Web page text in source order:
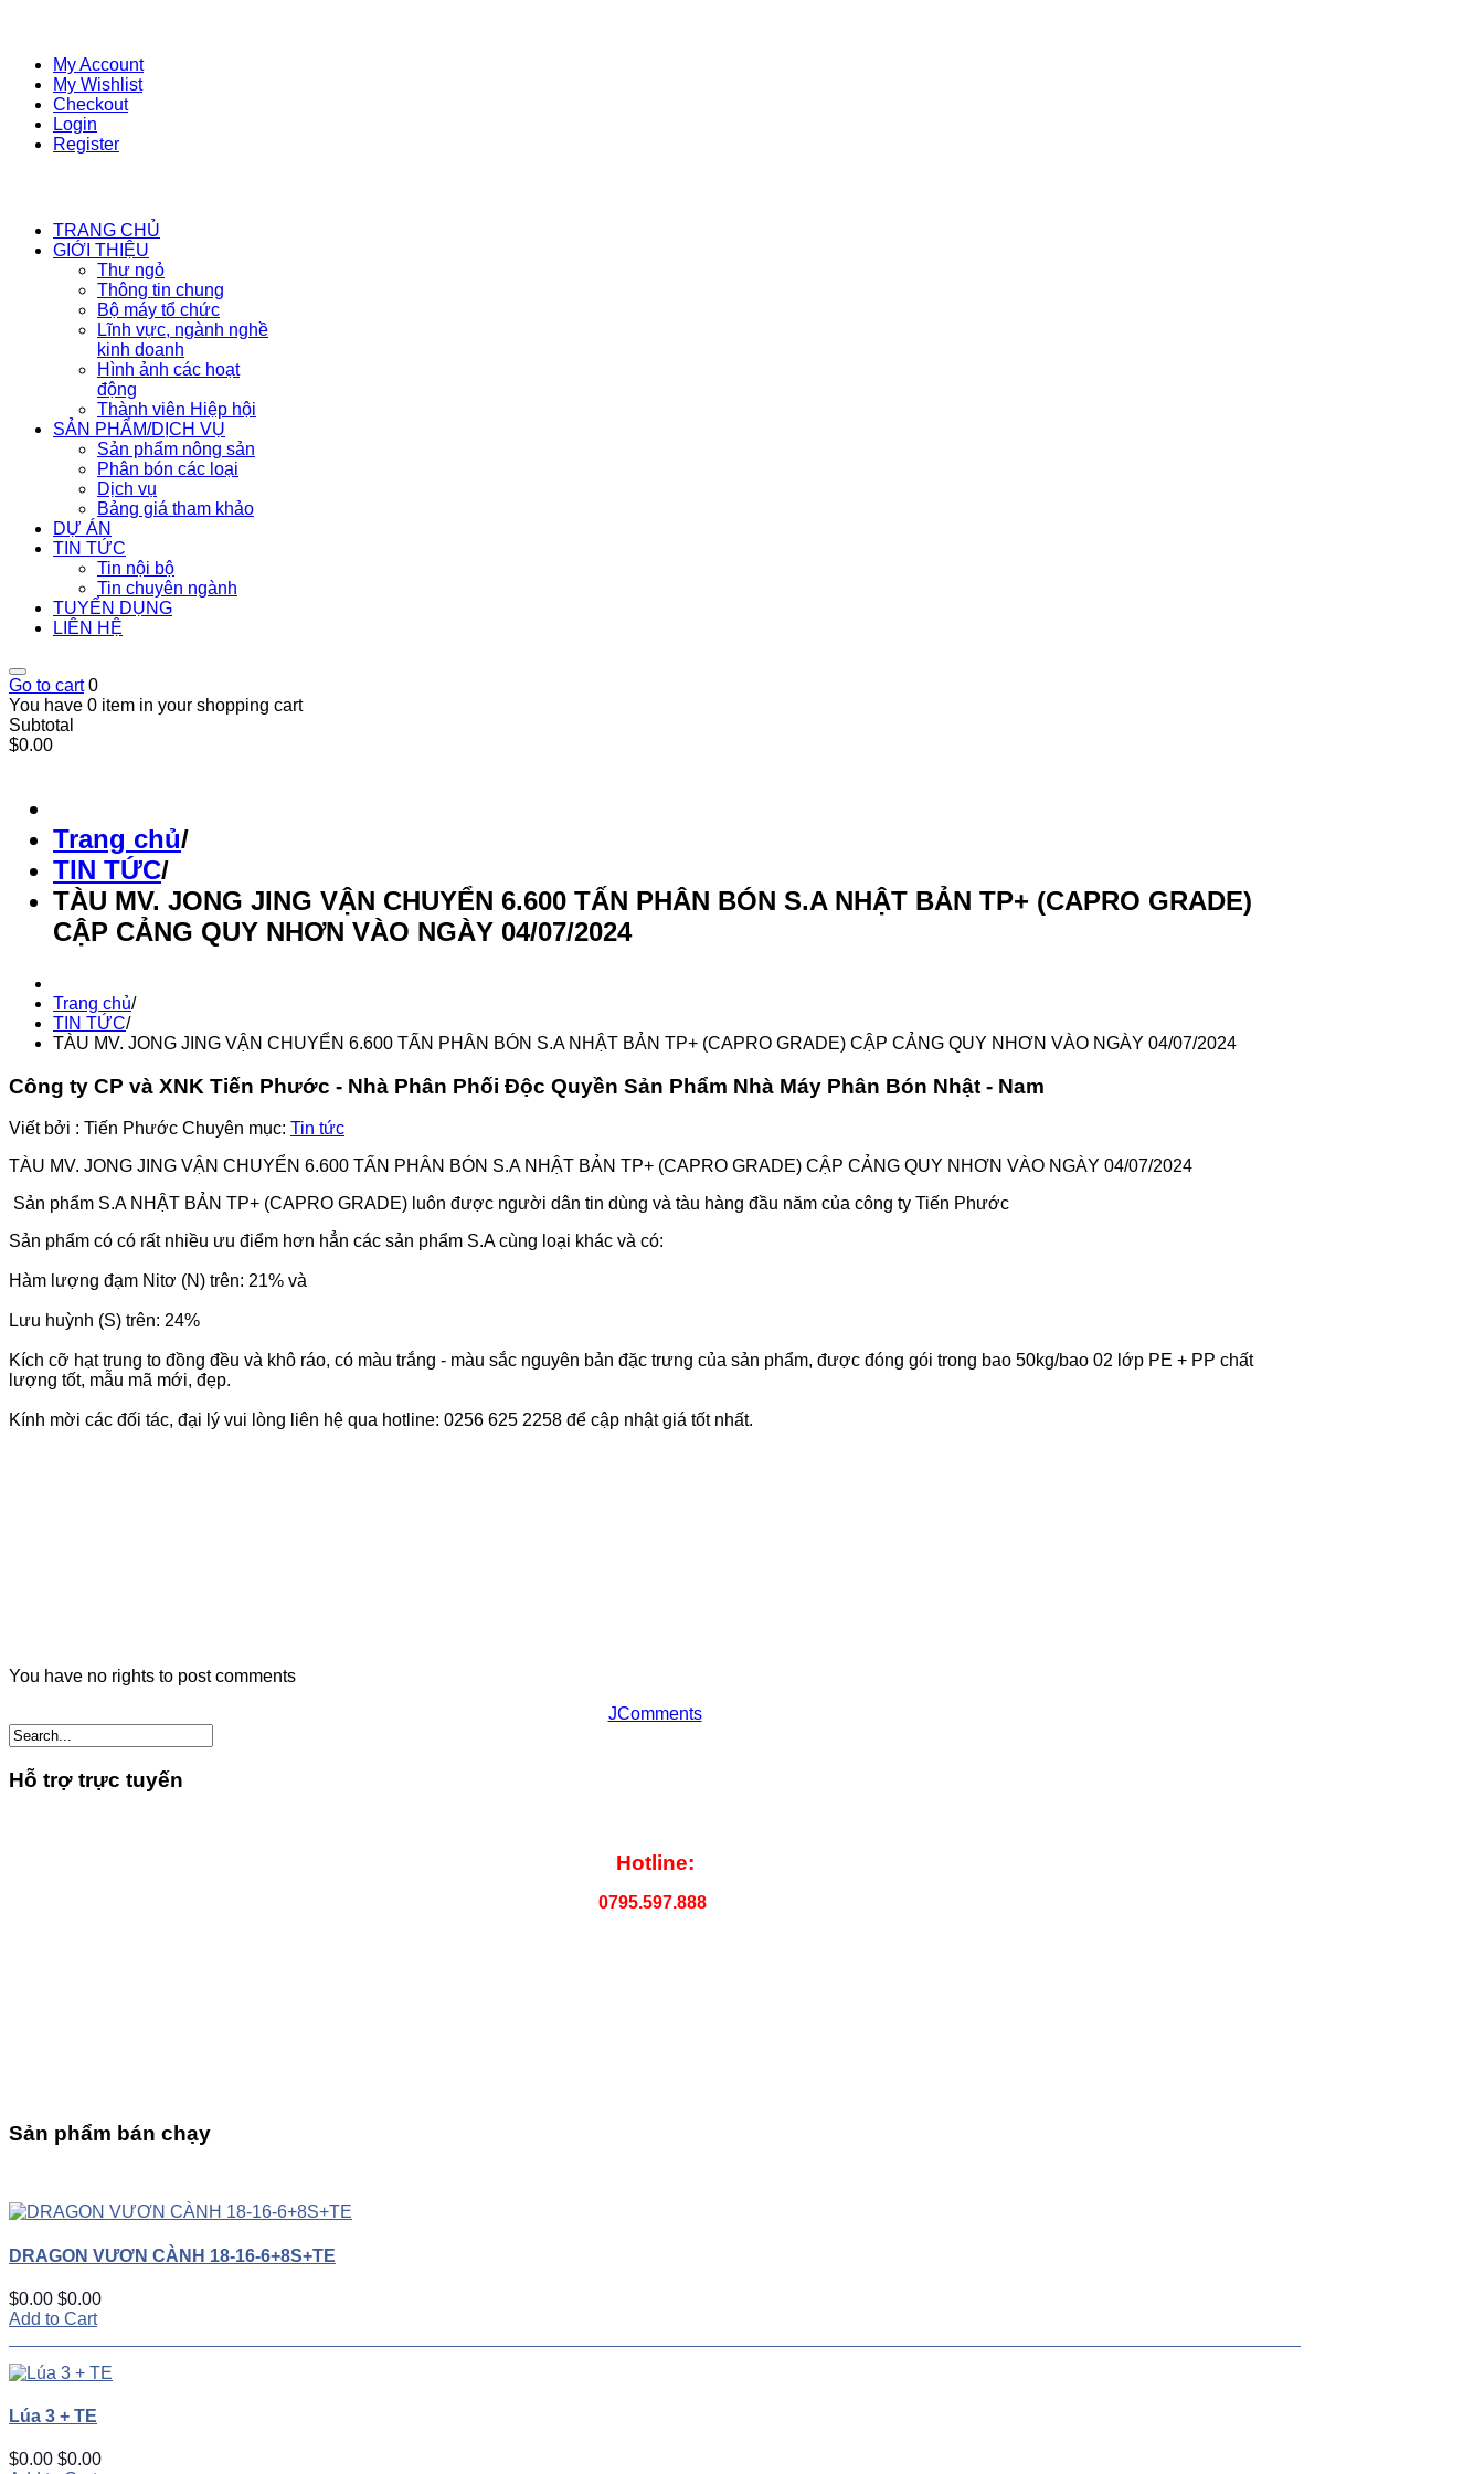
My Account
My Wishlist
Checkout
Login
Register
TRANG CHỦ
GIỚI THIỆU
Thư ngỏ
Thông tin chung
Bộ máy tổ chức
Lĩnh vực, ngành nghề
kinh doanh
Hình ảnh các hoạt
động
Thành viên Hiệp hội
SẢN PHẨM/DỊCH VỤ
Sản phẩm nông sản
Phân bón các loại
Dịch vụ
Bảng giá tham khảo
DỰ ÁN
TIN TỨC
Tin nội bộ
Tin chuyên ngành
TUYỂN DỤNG
LIÊN HỆ
Go to cart 0
You have 0 item in your shopping cart
Subtotal
$0.00
Trang chủ/
TIN TỨC/
TÀU MV. JONG JING VẬN CHUYỂN 6.600 TẤN PHÂN BÓN S.A NHẬT BẢN TP+ (CAPRO GRADE)
CẬP CẢNG QUY NHƠN VÀO NGÀY 04/07/2024
Trang chủ/
TIN TỨC/
TÀU MV. JONG JING VẬN CHUYỂN 6.600 TẤN PHÂN BÓN S.A NHẬT BẢN TP+ (CAPRO GRADE) CẬP CẢNG QUY NHƠN VÀO NGÀY 04/07/2024
Công ty CP và XNK Tiến Phước - Nhà Phân Phối Độc Quyền Sản Phẩm Nhà Máy Phân Bón Nhật - Nam
Viết bởi : Tiến Phước Chuyên mục: Tin tức
TÀU MV. JONG JING VẬN CHUYỂN 6.600 TẤN PHÂN BÓN S.A NHẬT BẢN TP+ (CAPRO GRADE) CẬP CẢNG QUY NHƠN VÀO NGÀY 04/07/2024
Sản phẩm S.A NHẬT BẢN TP+ (CAPRO GRADE) luôn được người dân tin dùng và tàu hàng đầu năm của công ty Tiến Phước
Sản phẩm có có rất nhiều ưu điểm hơn hẳn các sản phẩm S.A cùng loại khác và có:
Hàm lượng đạm Nitơ (N) trên: 21% và
Lưu huỳnh (S) trên: 24%
Kích cỡ hạt trung to đồng đều và khô ráo, có màu trắng - màu sắc nguyên bản đặc trưng của sản phẩm, được đóng gói trong bao 50kg/bao 02 lớp PE + PP chất
lượng tốt, mẫu mã mới, đẹp.
Kính mời các đối tác, đại lý vui lòng liên hệ qua hotline: 0256 625 2258 để cập nhật giá tốt nhất.
You have no rights to post comments
JComments
Hỗ trợ trực tuyến
Hotline:
0795.597.888
Sản phẩm bán chạy
DRAGON VƯƠN CÀNH 18-16-6+8S+TE
$0.00 $0.00
Add to Cart
Lúa 3 + TE
$0.00 $0.00